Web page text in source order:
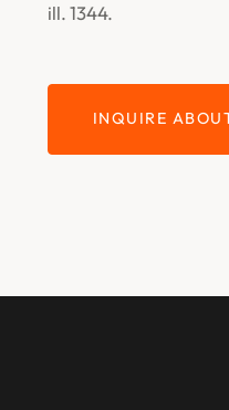
ill. 1344.
INQUIRE